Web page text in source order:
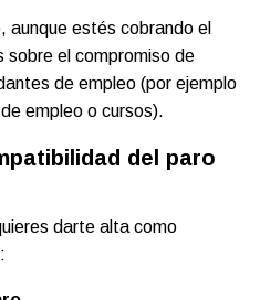
aunque estés cobrando el
sobre el compromiso de
de empleo (por ejemplo
empleo o cursos).
del paro
darte alta como